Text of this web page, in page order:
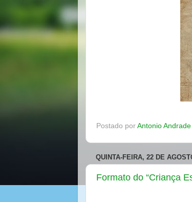
Postado por Antonio Andrade
QUINTA-FEIRA, 22 DE
Formato do “Criança